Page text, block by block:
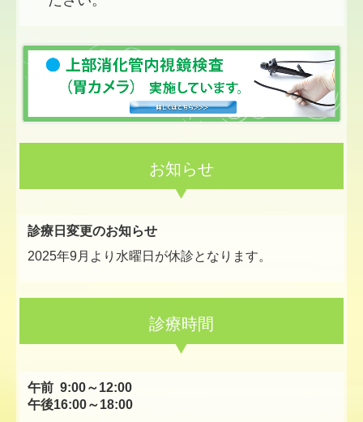
お知らせ
診療日変更のお知らせ
2025年9月より水曜日が休診となります。
診療時間
午前 9:00～12:00
午後16:00～18:00